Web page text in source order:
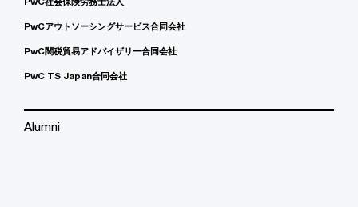
PwCアウトソーシングサービス合同会社
PwC関税貿易アドバイザリー合同会社
PwC TS Japan合同会社
Alumni